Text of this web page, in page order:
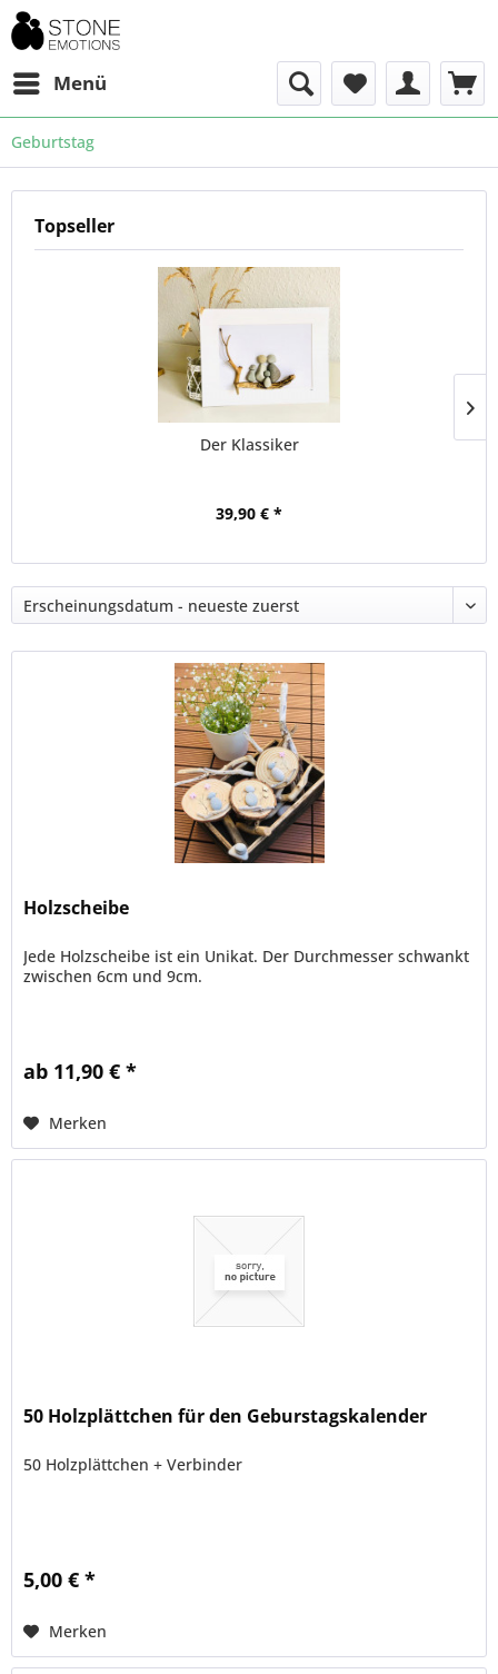
Menü
Geburtstag
Topseller
Der Klassiker
39,90 € *
Holzscheibe
Jede Holzscheibe ist ein Unikat. Der Durchmesser schwankt
zwischen 6cm und 9cm.
ab 11,90 € *
Merken
50 Holzplättchen für den Geburstagskalender
50 Holzplättchen + Verbinder
5,00 € *
Merken